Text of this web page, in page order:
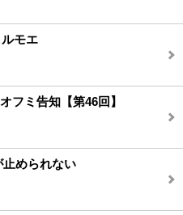
モエ
フミ告知【第46回】
められない